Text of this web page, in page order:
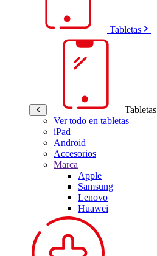
Tabletas
Tabletas
Ver todo en tabletas
iPad
Android
Accesorios
Marca
Apple
Samsung
Lenovo
Huawei